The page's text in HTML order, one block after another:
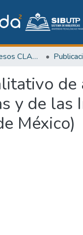
RedGuia / Congresos CLABES
de
y de las
México)